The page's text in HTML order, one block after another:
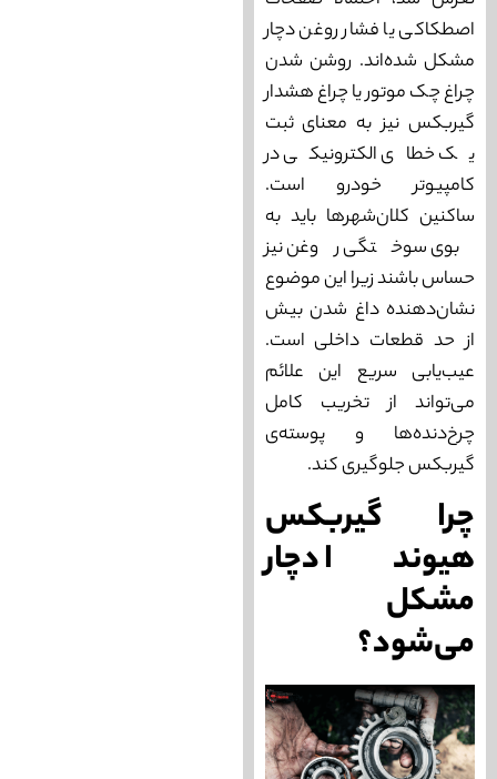
اصطکاکی یا فشار روغن دچار
مشکل شده‌اند. روشن شدن
چراغ چک موتور یا چراغ هشدار
گیربکس نیز به معنای ثبت
یک خطای الکترونیکی در
کامپیوتر خودرو است.
ساکنین کلان‌شهرها باید به
بوی سوختگی روغن نیز
حساس باشند زیرا این موضوع
نشان‌دهنده داغ شدن بیش
از حد قطعات داخلی است.
عیب‌یابی سریع این علائم
می‌تواند از تخریب کامل
چرخ‌دنده‌ها و پوسته‌ی
گیربکس جلوگیری کند.
چرا گیربکس
هیوندا دچار
مشکل
می‌شود؟